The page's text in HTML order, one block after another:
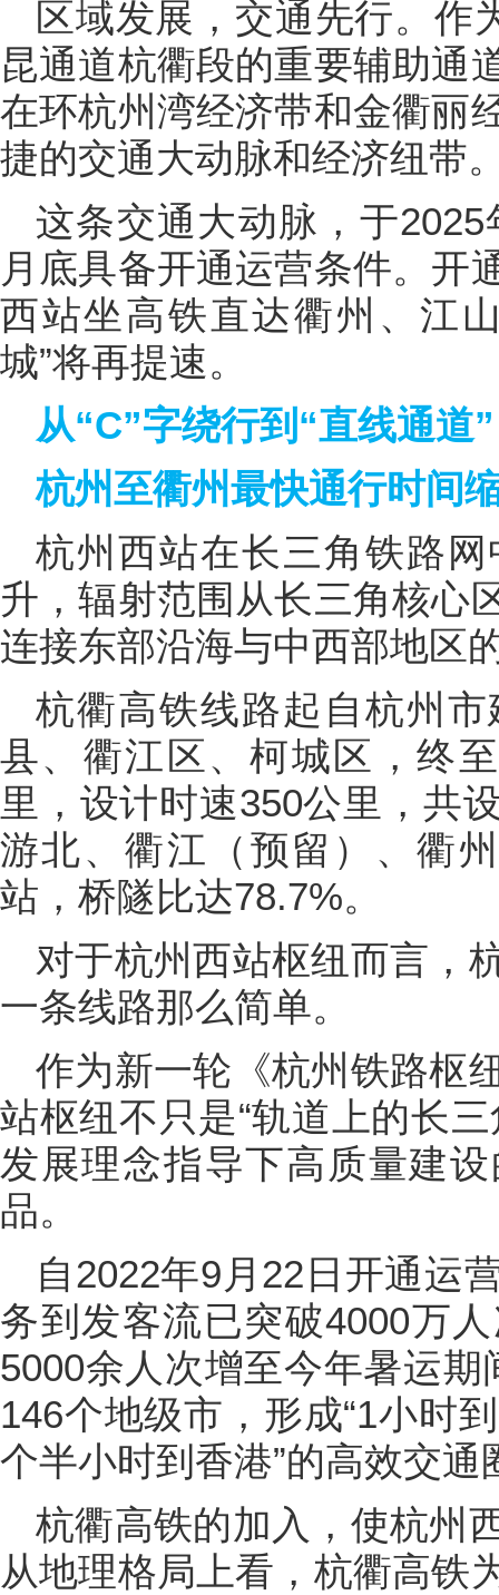
区域发展，交通先行。作
昆通道杭衢段的重要辅助通
在环杭州湾经济带和金衢丽
捷的交通大动脉和经济纽带
这条交通大动脉，于
月底具备开通运营条件。开
西站坐高铁直达衢州、江
城”将再提速。
从“C”字绕行到“直线通道”
杭州至衢州最快通行时间
杭州西站在长三角铁路
升，辐射范围从长三角核心
连接东部沿海与中西部地区
杭衢高铁线路起自杭州
县、衢江区、柯城区，终
里，设计时速350公里，共
游北、衢江（预留）、衢
站，桥隧比达78.7%。
对于杭州西站枢纽而言，
一条线路那么简单。
作为新一轮《杭州铁路枢
站枢纽不只是“轨道上的长
发展理念指导下高质量建
品。
自2022年9月22日开通运
务到发客流已突破4000万
5000余人次增至今年暑运
146个地级市，形成“1小时
个半小时到香港”的高效交通
杭衢高铁的加入，使杭州
从地理格局上看，杭衢高铁